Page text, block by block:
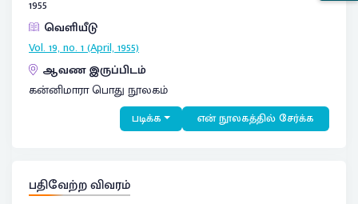
1955
வெளியீடு
Vol. 19, no. 1 (April, 1955)
ஆவண இருப்பிடம்
கன்னிமாரா பொது நூலகம்
படிக்க என் நூலகத்தில் சேர்க்க
பதிவேற்ற விவரம்